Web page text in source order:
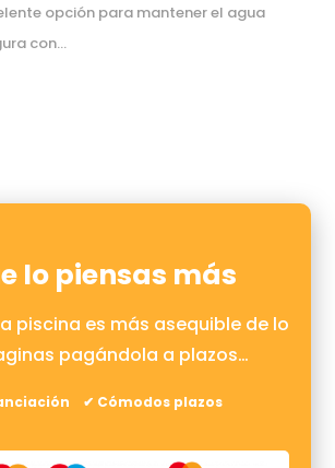
opción para mantener el agua
con...
lo piensas más
piscina es más asequible de lo
pagándola a plazos…
✔ Cómodos plazos